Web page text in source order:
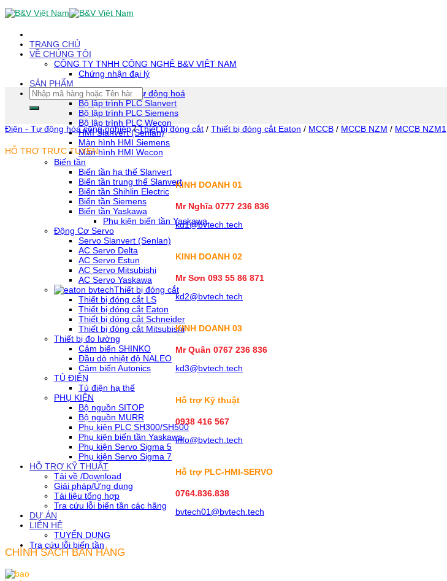
Skip
To
(tạm
dịch)
TRANG CHỦ
VỀ CHÚNG TÔI
CÔNG TY TNHH CÔNG NGHỆ B&V VIỆT NAM
Chứng nhận đại lý
SẢN PHẨM
Thiết bị tự động hoá
Bộ lập trình PLC Slanvert
Bộ lập trình PLC Siemens
Bộ lập trình PLC Wecon
HMI Slanvert (Senlan)
Màn hình HMI Siemens
Màn hình HMI Wecon
Biến tần
Biến tần hạ thế Slanvert
Biến tần trung thế Slanvert
Biến tần Shihlin Electric
Biến tần Siemens
Biến tần Yaskawa
Phụ kiện biến tần Yaskawa
Động Cơ Servo
Servo Slanvert (Senlan)
AC Servo Delta
AC Servo Estun
AC Servo Mitsubishi
AC Servo Yaskawa
Thiết bị đóng cắt
Thiết bị đóng cắt LS
Thiết bị đóng cắt Eaton
Thiết bị đóng cắt Schneider
Thiết bị đóng cắt Mitsubishi
Thiết bị đo lường
Cảm biến SHINKO
Đầu dò nhiệt độ NALEO
Cảm biến Autonics
TỦ ĐIỆN
Tủ điện hạ thế
PHỤ KIỆN
Bộ nguồn SITOP
Bộ nguồn MURR
Phụ kiện PLC SH300/SH500
Phụ kiện biến tần Yaskawa
Phụ kiện Servo Sigma 5
Phụ kiện Servo Sigma 7
HỖ TRỢ KỸ THUẬT
Tải về /Download
Giải pháp/Ứng dụng
Tài liệu tổng hợp
Tra cứu lỗi biến tần các hãng
DỰ ÁN
LIÊN HỆ
TUYỂN DỤNG
Tra cứu lỗi biến tần
Tìm
kiếm:
Điện - Tự động hóa công nghiệp / Thiết bị đóng cắt / Thiết bị đóng cắt Eaton / MCCB / MCCB NZM / MCCB NZM1
HỖ TRỢ TRỰC TUYẾN
KINH DOANH 01
Mr Nghĩa 0777 236 836
kd1@bvtech.tech
KINH DOANH 02
Mr Sơn 093 55 86 871
kd2@bvtech.tech
KINH DOANH 03
Mr Quân 0767 236 836
kd3@bvtech.tech
Hỗ trợ Kỹ thuật
0938 416 567
info@bvtech.tech
Hỗ trợ PLC-HMI-SERVO
0764.836.838
bvtech01@bvtech.tech
CHÍNH SÁCH BÁN HÀNG